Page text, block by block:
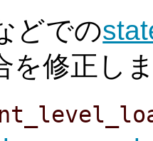
どでの
を修正し